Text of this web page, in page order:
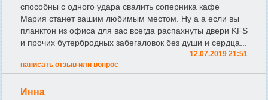
способны с одного удара свалить соперника кафе
Мария станет вашим любимым местом. Ну а а если вы
планктон из офиса для вас всегда распахнуты двери KFS
и прочих бутербродных забегаловок без души и сердца...
12.07.2019 21:51
написать отзыв или вопрос
Инна